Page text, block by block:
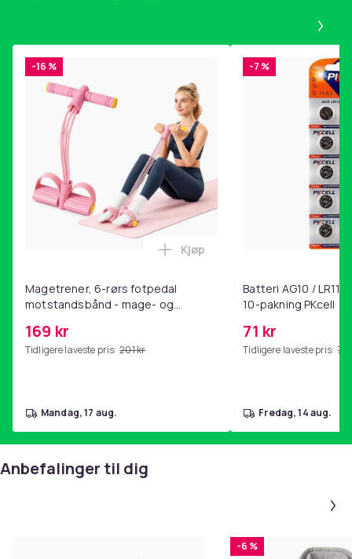
-16 %
Magetrener, 6-rørs fotpedal
motstandsbånd - mage- og
hjemmegymnastikk Pink
169 kr
Tidligere laveste pris: 201 kr
Legg Magetrener, 6-rørs
Kjøp
mandag, 17 aug.
-7 %
Batteri AG10 /
10-pakning PKcell
71 kr
Tidligere laveste pris: 76
fredag, 14 aug.
Anbefalinger til dig
-6 %